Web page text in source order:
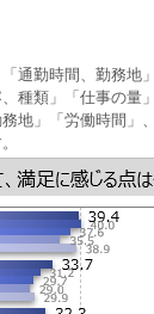
通勤時間、勤務地
種類」「仕事の量
地」「労働時間」